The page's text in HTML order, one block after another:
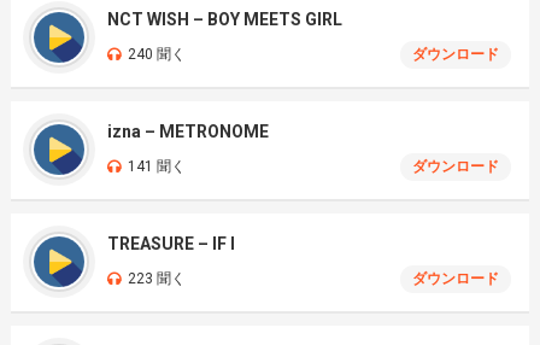
NCT WISH – BOY MEETS GIRL
240 聞く ダウンロード
izna – METRONOME
141 聞く ダウンロード
TREASURE – IF I
223 聞く ダウンロード